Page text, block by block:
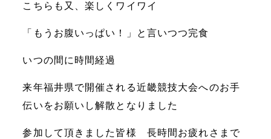
こちらも又、楽しくワイワイ
「もうお腹いっぱい！」と言いつつ完食
いつの間に時間経過
来年福井県で開催される近畿競技大会へのお手
伝いをお願いし解散となりました
参加して頂きました皆様 長時間お疲れさまで